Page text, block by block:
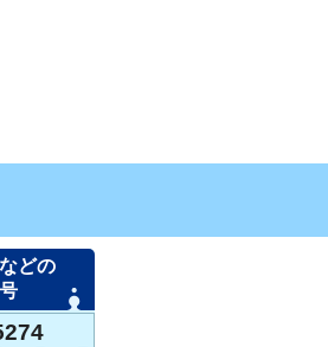
どの